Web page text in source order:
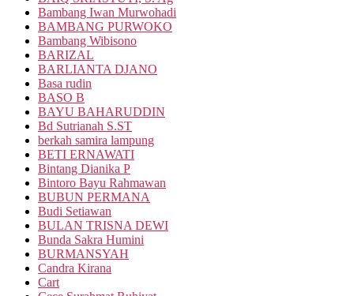
Bambang Iwan Murwohadi
BAMBANG PURWOKO
Bambang Wibisono
BARIZAL
BARLIANTA DJANO
Basa rudin
BASO B
BAYU BAHARUDDIN
Bd Sutrianah S.ST
berkah samira lampung
BETI ERNAWATI
Bintang Dianika P
Bintoro Bayu Rahmawan
BUBUN PERMANA
Budi Setiawan
BULAN TRISNA DEWI
Bunda Sakra Humini
BURMANSYAH
Candra Kirana
Cart